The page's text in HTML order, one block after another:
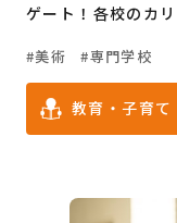
ゲート！各校のカ
高校生から、キャ
ガイドです。
美術 専門学校
教育・子育て